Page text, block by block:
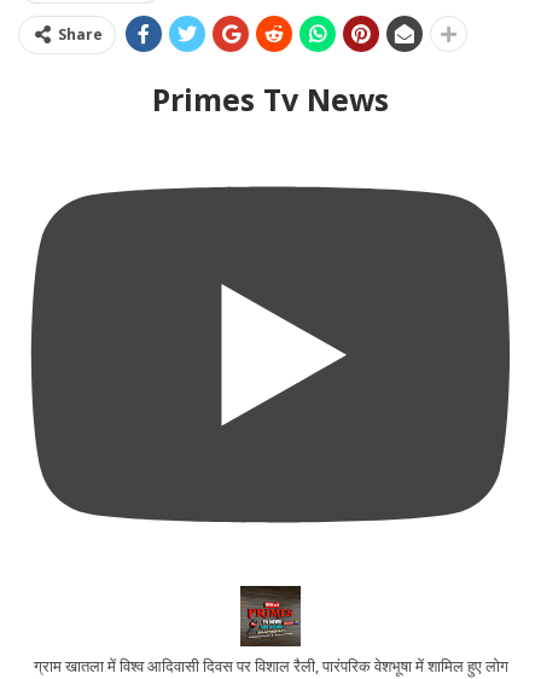
Share
Primes Tv News
ग्राम खातला में विश्व आदिवासी दिवस पर विशाल रैली, पारंपरिक वेशभूषा में शामिल हुए लोग